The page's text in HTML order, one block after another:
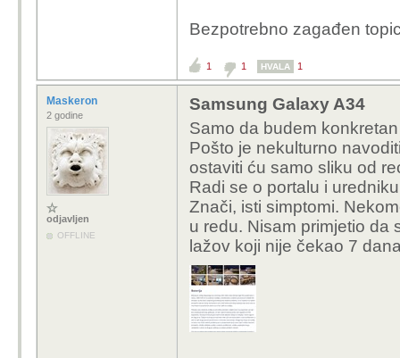
Bezpotrebno zagađen
1 1 HVALA 1
Maskeron
2 godine
odjavljen
OFFLINE
Samsung Galaxy A34
Samo da budem
Pošto je nekulturno
ostaviti ću samo sliku od
Radi se o portalu i
Znači, isti simptomi.
u redu. Nisam primjetio da
lažov koji nije čekao 7